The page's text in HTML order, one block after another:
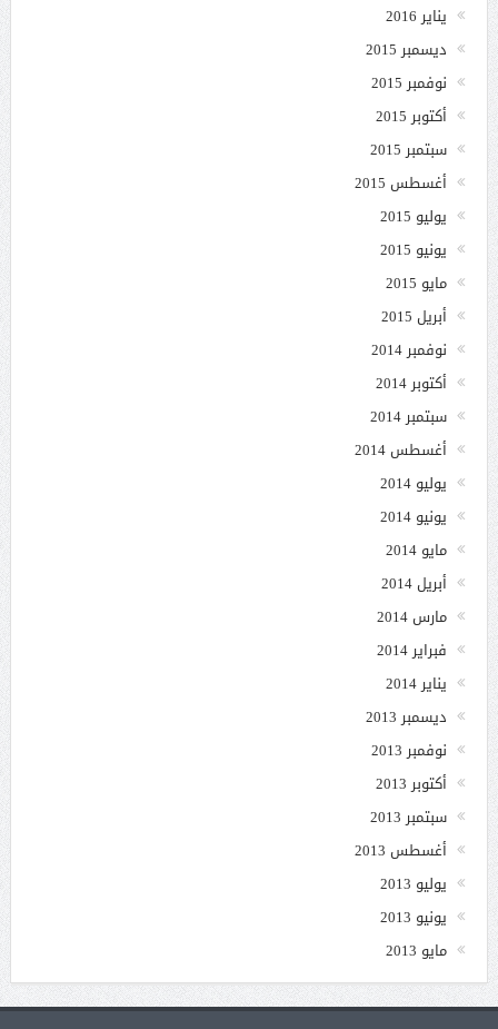
يناير 2016
ديسمبر 2015
نوفمبر 2015
أكتوبر 2015
سبتمبر 2015
أغسطس 2015
يوليو 2015
يونيو 2015
مايو 2015
أبريل 2015
نوفمبر 2014
أكتوبر 2014
سبتمبر 2014
أغسطس 2014
يوليو 2014
يونيو 2014
مايو 2014
أبريل 2014
مارس 2014
فبراير 2014
يناير 2014
ديسمبر 2013
نوفمبر 2013
أكتوبر 2013
سبتمبر 2013
أغسطس 2013
يوليو 2013
يونيو 2013
مايو 2013